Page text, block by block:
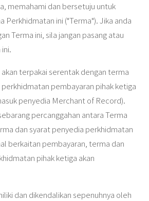
memahami dan bersetuju untuk
Perkhidmatan ini ("Terma"). Jika anda
Terma ini, sila jangan pasang atau
terpakai serentak dengan terma
pembayaran pihak ketiga
penyedia Merchant of Record).
percanggahan antara Terma
dan syarat penyedia perkhidmatan
berkaitan pembayaran, terma dan
pihak ketiga akan
dan dikendalikan sepenuhnya oleh